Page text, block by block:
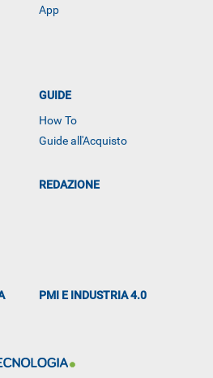
Italiaonline
App
GUIDE
How To
Guide all'Acquisto
REDAZIONE
PMI E INDUSTRIA 4.0